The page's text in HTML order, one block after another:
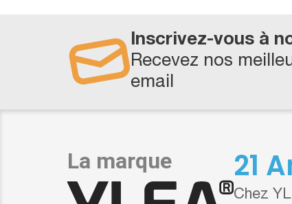
Inscrivez-vous à
Recevez nos
email
21
Chez